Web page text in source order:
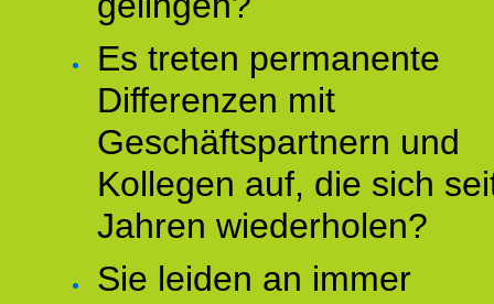
Es treten permanente
Differenzen mit
Geschäftspartnern und
Kollegen auf, die sich
Jahren wiederholen?
Sie leiden an immer